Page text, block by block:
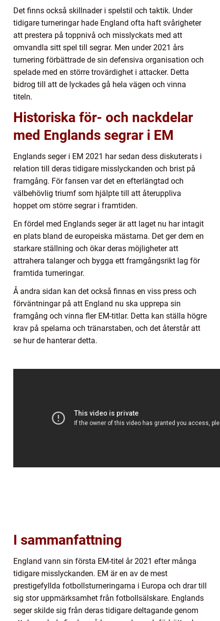
Det finns också skillnader i spelstil och taktik. Under
tidigare turneringar hade England ofta haft svårigheter
att prestera på toppnivå och misslyckats med att
omvandla sitt spel till segrar. Men under 2021 års
turnering förbättrade de sin defensiva organisation och
spelade med en större trovärdighet i attacker. Detta
bidrog till att de lyckades gå hela vägen och vinna
titeln.
Historiska för- och nackdelar
med Englands segrar i EM
Englands seger i EM 2021 har sedan dess diskuterats i
relation till deras tidigare misslyckanden och brist på
framgång. För fansen var det en efterlängtad och
välbehövlig triumf som hjälpte till att återuppliva
hoppet om större segrar i framtiden.
En fördel med Englands seger är att laget nu har intagit
en plats bland de europeiska mästarna. Det ger dem en
starkare ställning och ökar deras möjligheter att
attrahera talanger och bygga ett framgångsrikt lag för
framtida turneringar.
Å andra sidan kan det också finnas en viss press och
förväntningar på att England nu ska upprepa sin
framgång och vinna fler EM-titlar. Detta kan ställa högre
krav på spelarna och tränarstaben, och det återstår att
se hur de hanterar detta.
I sammanfattning
England vann sin första EM-titel år 2021 efter många
tidigare misslyckanden. EM är en av de mest
prestigefyllda fotbollsturneringarna i Europa och drar till
sig stor uppmärksamhet från fotbollsälskare. Englands
seger skilde sig från deras tidigare deltagande genom